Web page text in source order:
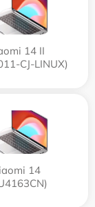
14 II
CJ-LINUX)
14